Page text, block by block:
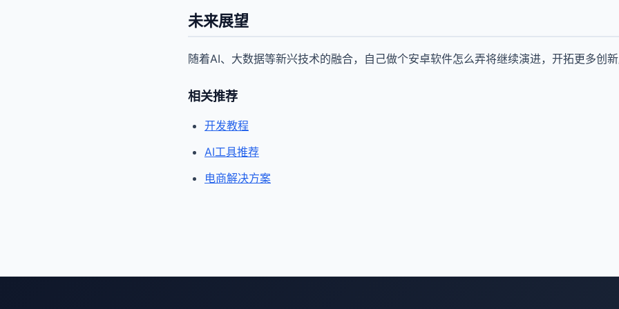
未来展望
随着AI、大数据等新兴技术的融合，自己做个安卓软件怎么弄将继续演进，开拓更多创新
相关推荐
开发教程
AI工具推荐
电商解决方案